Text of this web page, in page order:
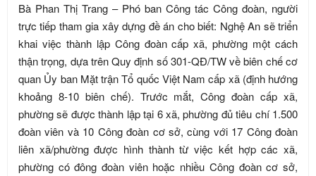
Bà Phan Thị Trang – Phó ban Công tác Công đoàn, người
trực tiếp tham gia xây dựng đề án cho biết: Nghệ An sẽ triển
khai việc thành lập Công đoàn cấp xã, phường một cách
thận trọng, dựa trên Quy định số 301-QĐ/TW về biên chế cơ
quan Ủy ban Mặt trận Tổ quốc Việt Nam cấp xã (định hướng
khoảng 8-10 biên chế). Trước mắt, Công đoàn cấp xã,
phường sẽ được thành lập tại 6 xã, phường đủ tiêu chí 1.500
đoàn viên và 10 Công đoàn cơ sở, cùng với 17 Công đoàn
liên xã/phường được hình thành từ việc kết hợp các xã,
phường có đông đoàn viên hoặc nhiều Công đoàn cơ sở,